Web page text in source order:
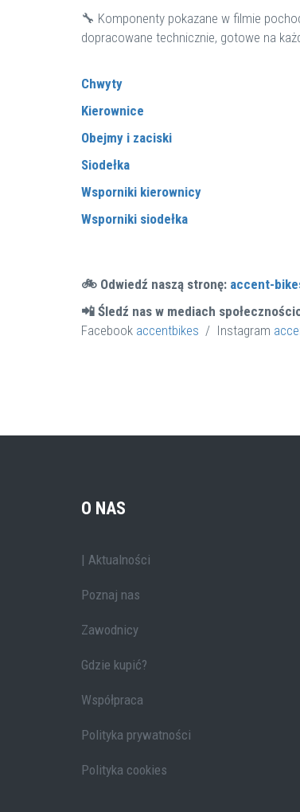
🔧 Komponenty pokazane w filmie
dopracowane technicznie, gotowe na
Chwyty
Kierownice
Obejmy i zaciski
Siodełka
Wsporniki kierownicy
Wsporniki siodełka
🚲 Odwiedź naszą stronę: accent-
📲 Śledź nas w mediach
Facebook accentbikes / Instagram
O NAS
| Aktualności
Poznaj nas
Zawodnicy
Gdzie kupić?
Współpraca
Polityka prywatności
Polityka cookies